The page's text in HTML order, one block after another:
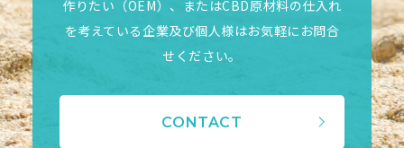
作りたい（OEM）、またはCBD原材料の仕入れ
を考えている企業及び個人様はお気軽にお問合
せください。
CONTACT